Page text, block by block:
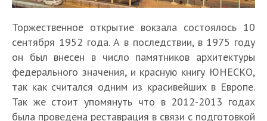
Торжественное открытие вокзала состоялось 10
сентября 1952 года. А в последствии, в 1975 году
он был внесен в число памятников архитектуры
федерального значения, и красную книгу ЮНЕСКО,
так как считался одним из красивейших в Европе.
Так же стоит упомянуть что в 2012-2013 годах
была проведена реставрация в связи с подготовкой